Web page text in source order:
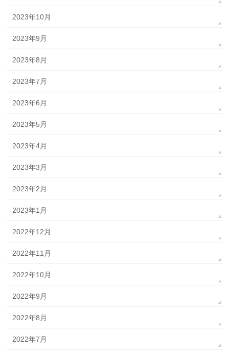
2023年10月
2023年9月
2023年8月
2023年7月
2023年6月
2023年5月
2023年4月
2023年3月
2023年2月
2023年1月
2022年12月
2022年11月
2022年10月
2022年9月
2022年8月
2022年7月